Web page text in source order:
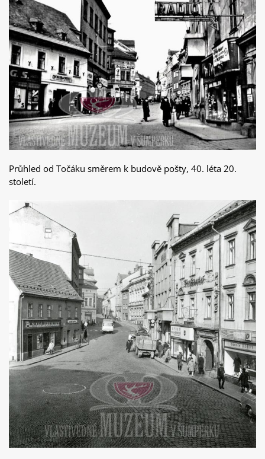
Průhled od Točáku směrem k budově pošty, 40. léta 20.
století.